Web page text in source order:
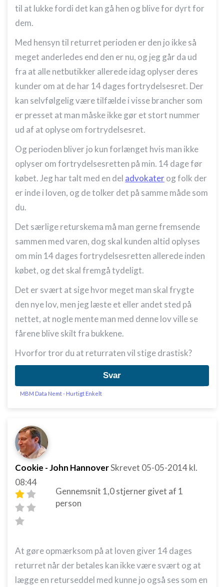
til at lukke fordi det kan gå hen og blive for dyrt for
dem.
Med hensyn til returret perioden er den jo ikke så
meget anderledes end den er nu, og jeg går da ud
fra at alle netbutikker allerede idag oplyser deres
kunder om at de har 14 dages fortrydelsesret. Der
kan selvfølgelig være tilfælde i visse brancher som
er presset at man måske ikke gør et stort nummer
ud af at oplyse om fortrydelsesret.
Og perioden bliver jo kun forlænget hvis man ikke
oplyser om fortrydelsesretten på min. 14 dage før
købet. Jeg har talt med en del advokaterog folk der
er inde i loven, og de tolker det på samme måde som
du.
Det særlige returskema må man gerne fremsende
sammen med varen, dog skal kunden altid oplyses
om min 14 dages fortrydelsesretten allerede inden
købet, og det skal fremgå tydeligt.
Det er svært at sige hvor meget man skal frygte
den nye lov, men jeg læste et eller andet sted på
nettet, at nogle mente man med denne lov ville se
fårene blive skilt fra bukkene.
Hvorfor tror du at returraten vil stige drastisk?
Svar
MBM Data Nemt - Hurtigt Enkelt
Cookie - John HannoverSkrevet 05-05-2014kl.
08:44
Gennemsnit 1,0stjerner givet af 1
person
At gøre opmærksom på at loven giver 14 dages
returret når der betales kan ikke være svært og at
lægge en returseddel med kunne jo også ses som en